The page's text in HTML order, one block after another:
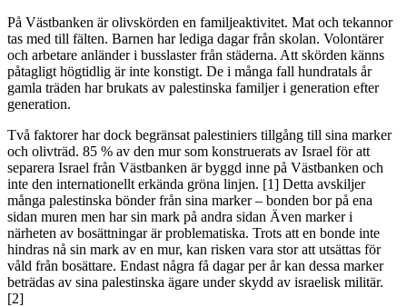
På Västbanken är olivskörden en familjeaktivitet. Mat och tekannor
tas med till fälten. Barnen har lediga dagar från skolan. Volontärer
och arbetare anländer i busslaster från städerna. Att skörden känns
påtagligt högtidlig är inte konstigt. De i många fall hundratals år
gamla träden har brukats av palestinska familjer i generation efter
generation.
Två faktorer har dock begränsat palestiniers tillgång till sina marker
och olivträd. 85 % av den mur som konstruerats av Israel för att
separera Israel från Västbanken är byggd inne på Västbanken och
inte den internationellt erkända gröna linjen. [1] Detta avskiljer
många palestinska bönder från sina marker – bonden bor på ena
sidan muren men har sin mark på andra sidan Även marker i
närheten av bosättningar är problematiska. Trots att en bonde inte
hindras nå sin mark av en mur, kan risken vara stor att utsättas för
våld från bosättare. Endast några få dagar per år kan dessa marker
beträdas av sina palestinska ägare under skydd av israelisk militär.
[2]